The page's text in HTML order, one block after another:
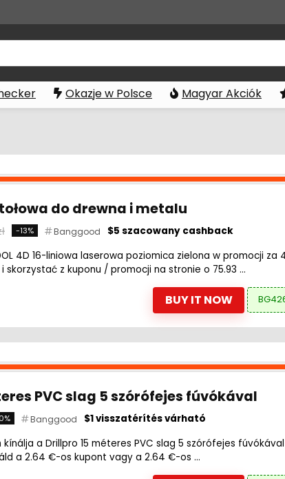
Okazje w Polsce Magyar Akciók
do drewna i metalu
-13% Banggood
$5 szacowany cashback
4D 16-liniowa laserowa poziomica zielona w promocji za
skorzystać z kuponu / promocji na stronie o 75.93 ...
BUY IT NOW
PVC slag 5 szórófejes fúvókával
Banggood
$1 visszatérítés várható
a Drillpro 15 méteres PVC slag 5 szórófejes
a 2.64 €-os kupont vagy a 2.64 €-os ...